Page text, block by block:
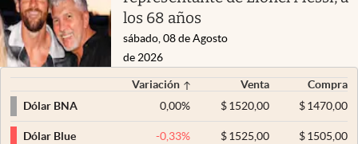
los 68 años
sábado, 08 de Agosto
de 2026
Variación Venta
Compra
Dólar BNA
0,00% $ 1520,00 $1470,00
Dólar Blue -0,33% $ 1525,00 $1505,00